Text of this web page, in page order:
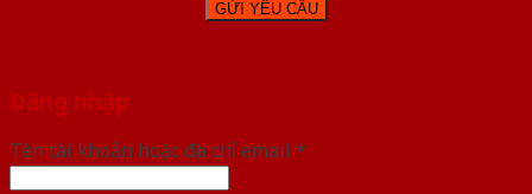
Đăng nhập
Tên tài khoản hoặc địa chỉ email *